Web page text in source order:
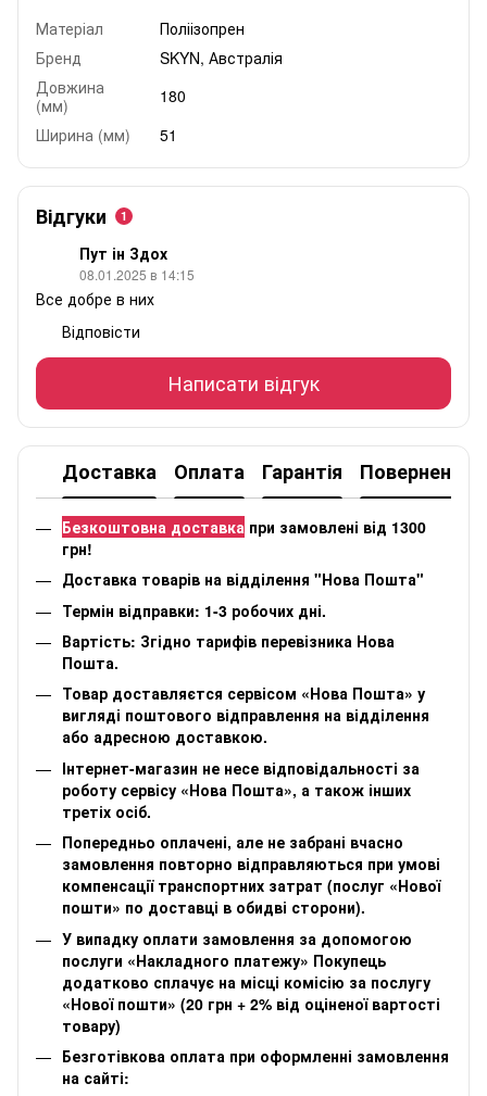
Матеріал
Поліізопрен
Бренд
SKYN, Австралія
Довжина
(мм)
180
Ширина (мм)
51
Відгуки 1
Пут ін Здох
08.01.2025 в 14:15
Все добре в них
Відповісти
Написати відгук
Доставка Оплата Гарантія Повернення
Безкоштовна доставка при замовлені від 1300
грн!
Доставка товарів на відділення "Нова Пошта"
Термін відправки: 1-3 робочих дні.
Вартість: Згідно тарифів перевізника Нова
Пошта.
Товар доставляєтся сервісом «Нова Пошта» у
вигляді поштового відправлення на відділення
або адресною доставкою.
Інтернет-магазин не несе відповідальності за
роботу сервісу «Нова Пошта», а також інших
третіх осіб.
Попередньо оплачені, але не забрані вчасно
замовлення повторно відправляються при умові
компенсації транспортних затрат (послуг «Нової
пошти» по доставці в обидві сторони).
У випадку оплати замовлення за допомогою
послуги «Накладного платежу» Покупець
додатково сплачує на місці комісію за послугу
«Нової пошти» (20 грн + 2% від оціненої вартості
товару)
Безготівкова оплата при оформленні замовлення
на сайті: